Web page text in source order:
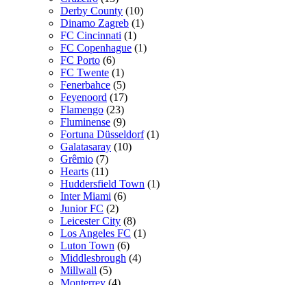
Derby County (10)
Dinamo Zagreb (1)
FC Cincinnati (1)
FC Copenhague (1)
FC Porto (6)
FC Twente (1)
Fenerbahce (5)
Feyenoord (17)
Flamengo (23)
Fluminense (9)
Fortuna Düsseldorf (1)
Galatasaray (10)
Grêmio (7)
Hearts (11)
Huddersfield Town (1)
Inter Miami (6)
Junior FC (2)
Leicester City (8)
Los Angeles FC (1)
Luton Town (6)
Middlesbrough (4)
Millwall (5)
Monterrey (4)